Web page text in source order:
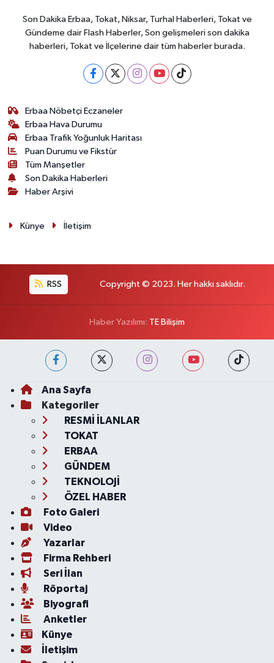
Son Dakika Erbaa, Tokat, Niksar, Turhal Haberleri, Tokat ve
Gündeme dair Flash Haberler, Son gelişmeleri son dakika
haberleri, Tokat ve İlçelerine dair tüm haberler burada.
Erbaa Nöbetçi Eczaneler
Erbaa Hava Durumu
Erbaa Trafik Yoğunluk Haritası
Puan Durumu ve Fikstür
Tüm Manşetler
Son Dakika Haberleri
Haber Arşivi
Künye İletişim
RSS Copyright © 2023. Her hakkı saklıdır.
Haber Yazılımı: TE Bilişim
Ana Sayfa
Kategoriler
RESMİ İLANLAR
TOKAT
ERBAA
GÜNDEM
TEKNOLOJİ
ÖZEL HABER
Foto Galeri
Video
Yazarlar
Firma Rehberi
Seri İlan
Röportaj
Biyografi
Anketler
Künye
İletişim